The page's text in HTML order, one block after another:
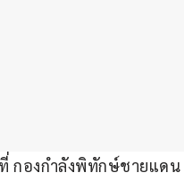
กองกำลังพิทักษ์ชายแดน